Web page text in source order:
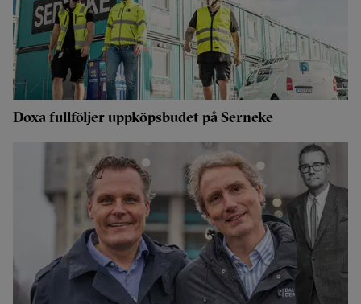
Doxa fullföljer uppköpsbudet på Serneke